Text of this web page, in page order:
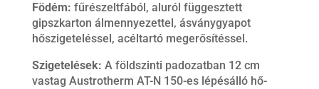
Födém: fűrészeltfából, aluról függesztett
gipszkarton álmennyezettel, ásványgyapot
hőszigeteléssel, acéltartó megerősítéssel.
Szigetelések: A földszinti padozatban 12 cm
vastag Austrotherm AT-N 150-es lépésálló hő-